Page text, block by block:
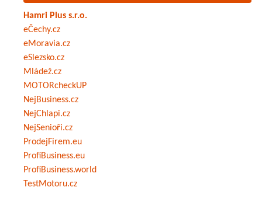
Hamri Plus s.r.o.
eČechy.cz
eMoravia.cz
eSlezsko.cz
Mládež.cz
MOTORcheckUP
NejBusiness.cz
NejChlapi.cz
NejSenioři.cz
ProdejFirem.eu
ProfiBusiness.eu
ProfiBusiness.world
TestMotoru.cz